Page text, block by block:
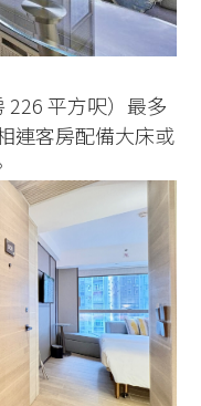
平方呎）最多
連客房配備大床或